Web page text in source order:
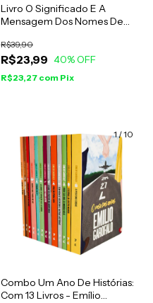
Livro O Significado E A
Mensagem Dos Nomes De
Mettinger
R$23,99
R$39,90
40% OFF
R$23,27 com Pix
1/10
Combo Um Ano De Histórias:
Com 13 Livros - Emílio